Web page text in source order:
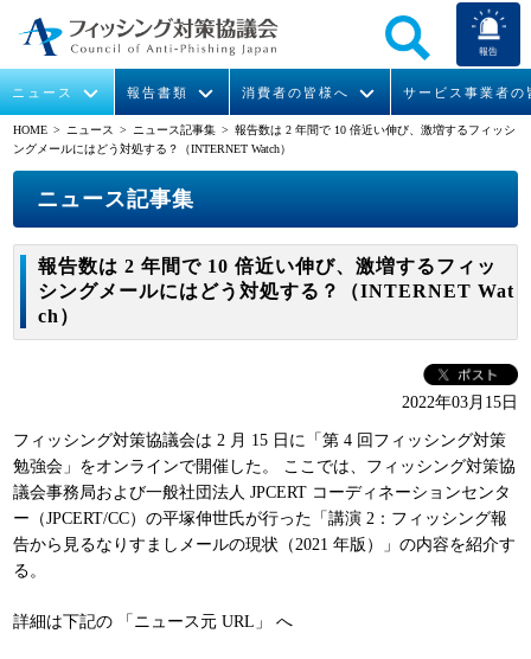
報告
ニュース
イベント
報告書類
月次報告書
消費者の皆様へ
フィッシングの報告
サービス事業者の
STOP. THINK. CONNECT.
運営委員紹介
メンバー
入会案内
パンフレット
HOME > ニュース > ニュース記事集 > 報告数は 2 年間で 10 倍近い伸び、激増するフィッシ
ングメールにはどう対処する？（INTERNET Watch）
ニュース記事集
報告数は 2 年間で 10 倍近い伸び、激増するフィッ
シングメールにはどう対処する？（INTERNET Wat
ch）
2022年03月15日
フィッシング対策協議会は 2 月 15 日に「第 4 回フィッシング対策
勉強会」をオンラインで開催した。 ここでは、フィッシング対策協
議会事務局および一般社団法人 JPCERT コーディネーションセンタ
ー（JPCERT/CC）の平塚伸世氏が行った「講演 2：フィッシング報
告から見るなりすましメールの現状（2021 年版）」の内容を紹介す
る。
詳細は下記の 「ニュース元 URL」 へ